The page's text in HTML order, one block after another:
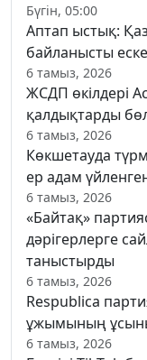
Бүгін, 05:00
Аптап ыстық:
байланысты
6 тамыз, 2026
ЖСДП өкілдері
қалдықтарды
6 тамыз, 2026
Көкшетауда
ер адам
6 тамыз, 2026
«Байтақ»
дәрігерлерге
таныстырды
6 тамыз, 2026
Respublica
ұжымының
6 тамыз, 2026